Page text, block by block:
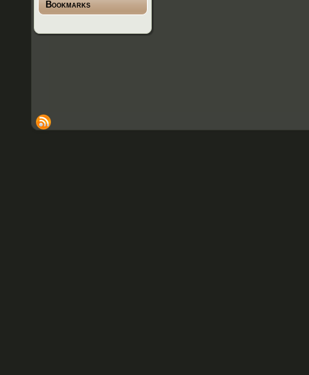
Bookmarks